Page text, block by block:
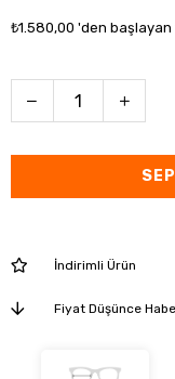
₺1.580,00 'den
İndirimli Ürün
Fiyat Düşünce